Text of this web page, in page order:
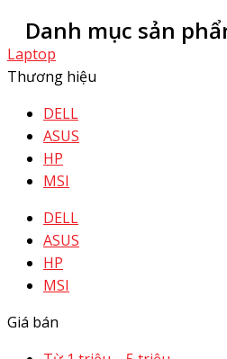
Danh mục sản
Laptop
Thương hiệu
DELL
ASUS
HP
MSI
DELL
ASUS
HP
MSI
Giá bán